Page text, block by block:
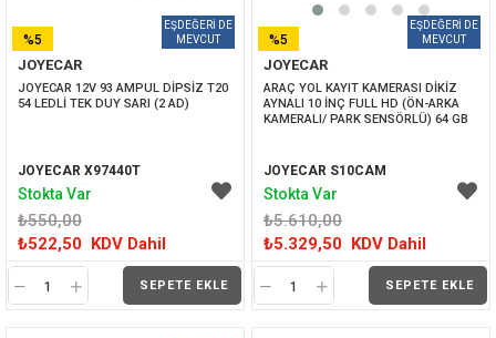
JOYECAR
JOYECAR 12V 93 AMPUL DİPSİZ T20
54 LEDLİ TEK DUY SARI (2 AD)
JOYECAR X97440T
₺550,00
₺522,50 KDV Dahil
SEPETE EKLE
%5
İNDIRIM
Stokta Var
JOYECAR
ARAÇ YOL KAYIT KAMERASI DİKİZ
AYNALI 10 İNÇ FULL HD (ÖN-ARKA
KAMERALI/ PARK SENSÖRLÜ) 64 GB
JOYECAR S10CAM
₺5.610,00
₺5.329,50 KDV Dahil
SEPETE EKLE
%5
İNDIRIM
Stokta Var